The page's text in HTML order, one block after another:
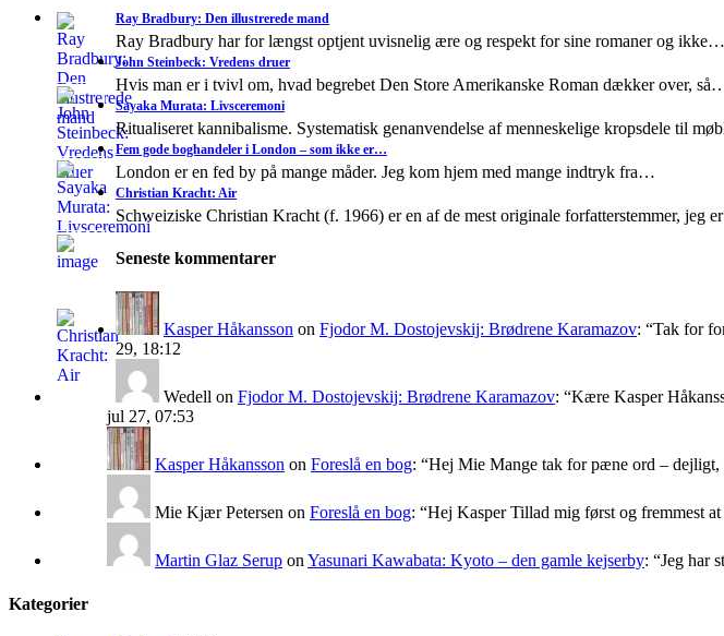
Ray Bradbury: Den illustrerede mand
Ray Bradbury har for længst optjent uvisnelig ære og respekt for sine romaner og ikke…
John Steinbeck: Vredens druer
Hvis man er i tvivl om, hvad begrebet Den Store Amerikanske Roman dækker over,
Sayaka Murata: Livsceremoni
Ritualiseret kannibalisme. Systematisk genanvendelse af menneskelige kropsdele til
Fem gode boghandeler i London – som ikke er…
London er en fed by på mange måder. Jeg kom hjem med mange indtryk fra…
Christian Kracht: Air
Schweiziske Christian Kracht (f. 1966) er en af de mest originale forfatterstemmer, jeg
Seneste kommentarer
Kasper Håkansson on Fjodor M. Dostojevskij: Brødrene Karamazov: “Tak for
29, 18:12
Wedell on Fjodor M. Dostojevskij: Brødrene Karamazov: “Kære Kasper
jul 27, 07:53
Kasper Håkansson on Foreslå en bog: “Hej Mie Mange tak for pæne ord –
Mie Kjær Petersen on Foreslå en bog: “Hej Kasper Tillad mig først og fremmest
Martin Glaz Serup onYasunari Kawabata: Kyoto – den gamle kejserby: “Jeg har
Kategorier